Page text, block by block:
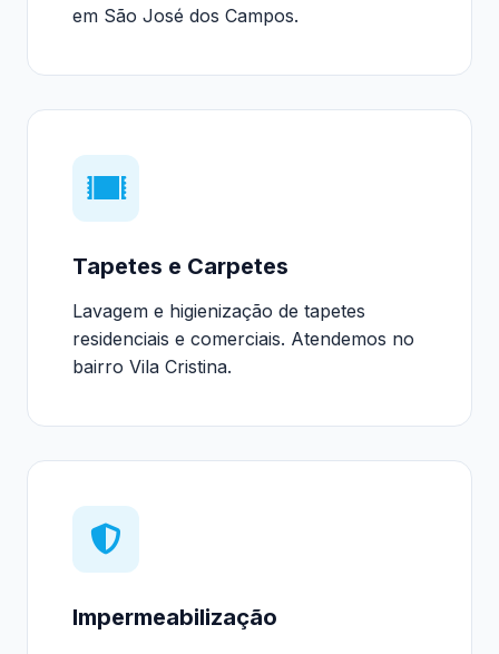
em São José dos Campos.
Tapetes e Carpetes
Lavagem e higienização de tapetes
residenciais e comerciais. Atendemos no
bairro Vila Cristina.
Impermeabilização